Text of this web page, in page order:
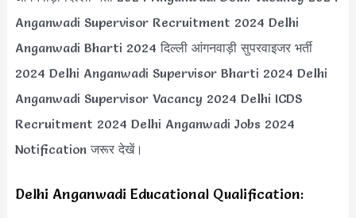
Anganwadi Supervisor Recruitment 2024 Delhi
Anganwadi Bharti 2024 दिल्ली आंगनवाड़ी सुपरवाइजर भर्ती
2024 Delhi Anganwadi Supervisor Bharti 2024 Delhi
Anganwadi Supervisor Vacancy 2024 Delhi ICDS
Recruitment 2024 Delhi Anganwadi Jobs 2024
Notification जरूर देखें।
Delhi Anganwadi Educational Qualification: